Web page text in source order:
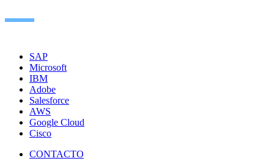
SAP
Microsoft
IBM
Adobe
Salesforce
AWS
Google Cloud
Cisco
CONTACTO